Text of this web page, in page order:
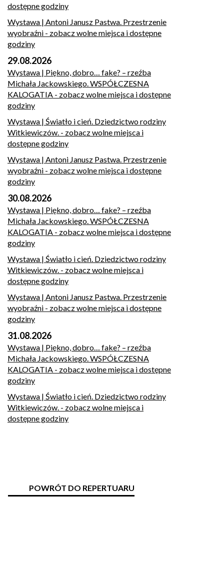
dostępne godziny
Wystawa | Antoni Janusz Pastwa. Przestrzenie
wyobraźni - zobacz wolne miejsca i dostępne
godziny
29.08.2026
Wystawa | Piękno, dobro… fake? – rzeźba
Michała Jackowskiego. WSPÓŁCZESNA
KALOGATIA - zobacz wolne miejsca i dostępne
godziny
Wystawa | Światło i cień. Dziedzictwo rodziny
Witkiewiczów. - zobacz wolne miejsca i
dostępne godziny
Wystawa | Antoni Janusz Pastwa. Przestrzenie
wyobraźni - zobacz wolne miejsca i dostępne
godziny
30.08.2026
Wystawa | Piękno, dobro… fake? – rzeźba
Michała Jackowskiego. WSPÓŁCZESNA
KALOGATIA - zobacz wolne miejsca i dostępne
godziny
Wystawa | Światło i cień. Dziedzictwo rodziny
Witkiewiczów. - zobacz wolne miejsca i
dostępne godziny
Wystawa | Antoni Janusz Pastwa. Przestrzenie
wyobraźni - zobacz wolne miejsca i dostępne
godziny
31.08.2026
Wystawa | Piękno, dobro… fake? – rzeźba
Michała Jackowskiego. WSPÓŁCZESNA
KALOGATIA - zobacz wolne miejsca i dostępne
godziny
Wystawa | Światło i cień. Dziedzictwo rodziny
Witkiewiczów. - zobacz wolne miejsca i
dostępne godziny
POWRÓT DO REPERTUARU